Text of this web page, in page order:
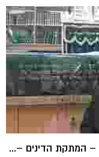
– המתקת הדינים –...